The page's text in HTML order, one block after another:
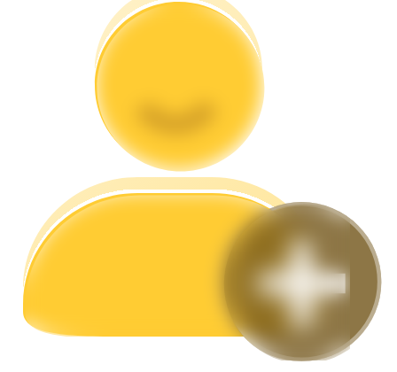
Guía de inicio de futuros
Estrategias comerciales